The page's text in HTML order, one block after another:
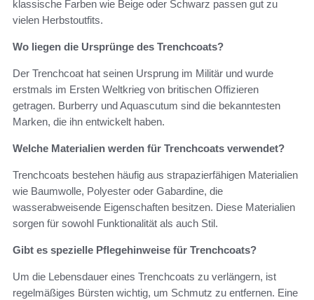
klassische Farben wie Beige oder Schwarz passen gut zu
vielen Herbstoutfits.
Wo liegen die Ursprünge des Trenchcoats?
Der Trenchcoat hat seinen Ursprung im Militär und wurde
erstmals im Ersten Weltkrieg von britischen Offizieren
getragen. Burberry und Aquascutum sind die bekanntesten
Marken, die ihn entwickelt haben.
Welche Materialien werden für Trenchcoats verwendet?
Trenchcoats bestehen häufig aus strapazierfähigen Materialien
wie Baumwolle, Polyester oder Gabardine, die
wasserabweisende Eigenschaften besitzen. Diese Materialien
sorgen für sowohl Funktionalität als auch Stil.
Gibt es spezielle Pflegehinweise für Trenchcoats?
Um die Lebensdauer eines Trenchcoats zu verlängern, ist
regelmäßiges Bürsten wichtig, um Schmutz zu entfernen. Eine